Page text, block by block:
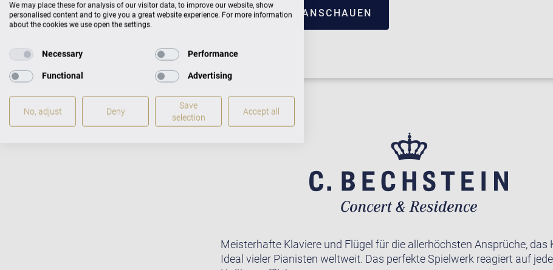
FLÜGEL IM CENTRUM ANSCHAUEN
Meisterhafte Klaviere und Flügel für die allerhöchsten Ansprüche, das
Ideal vieler Pianisten weltweit. Das perfekte Spielwerk reagiert auf
We may place these for analysis of our visitor data, to improve our website, show
personalised content and to give you a great website experience. For more information
about the cookies we use open the settings.
Necessary Performance
Functional Advertising
No, adjust Deny
Save
selection
Accept all